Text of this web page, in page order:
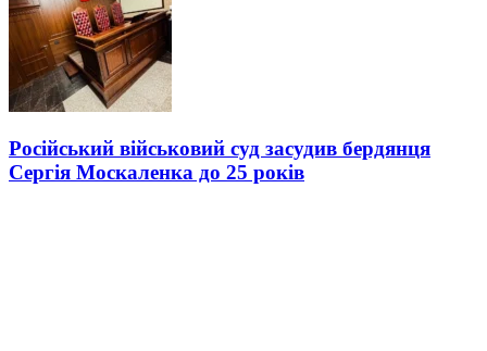
Російський військовий суд засудив бердянця
Сергія Москаленка до 25 років